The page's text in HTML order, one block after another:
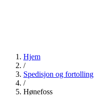
Hjem
/
Spedisjon og fortolling
/
Hønefoss